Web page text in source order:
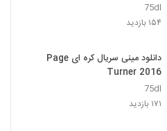
75dl
۱۵۴ بازدید
دانلود مینی سریال کره ای Page
Turner 2016
75dl
۱۷۱ بازدید